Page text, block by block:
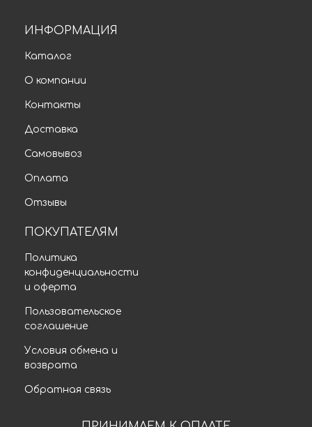
ИНФОРМАЦИЯ
Каталог
О компании
Контакты
Доставка
Самовывоз
Оплата
Отзывы
ПОКУПАТЕЛЯМ
Политика
конфиденциальности
и оферта
Пользовательское
соглашение
Условия обмена и
возврата
Обратная связь